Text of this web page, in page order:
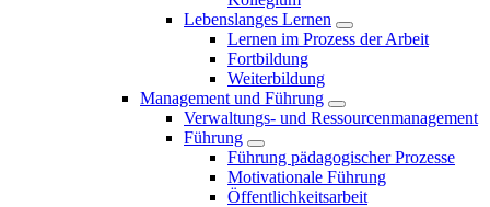
Lebenslanges Lernen
Lernen im Prozess der Arbeit
Fortbildung
Weiterbildung
Management und Führung
Verwaltungs- und Ressourcenmanagement
Führung
Führung pädagogischer Prozesse
Motivationale Führung
Öffentlichkeitsarbeit